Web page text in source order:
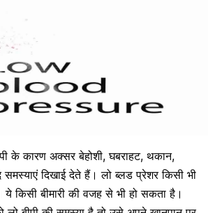
के कारण अक्सर बेहोशी, घबराहट, थकान,
समस्याएं दिखाई देते हैं। लो ब्लड प्रेशरकिसी भी
किसी बीमारी की वजह से भी हो सकता है।